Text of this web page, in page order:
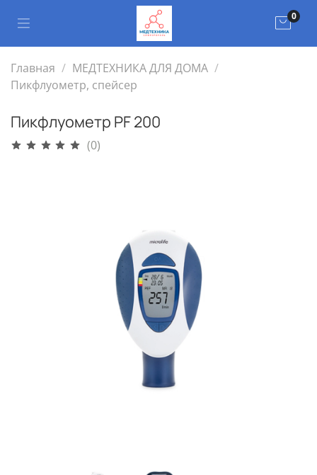
0
Главная
МЕДТЕХНИКА ДЛЯ ДОМА
Пикфлуометр, спейсер
Пикфлуометр PF 200
(0)